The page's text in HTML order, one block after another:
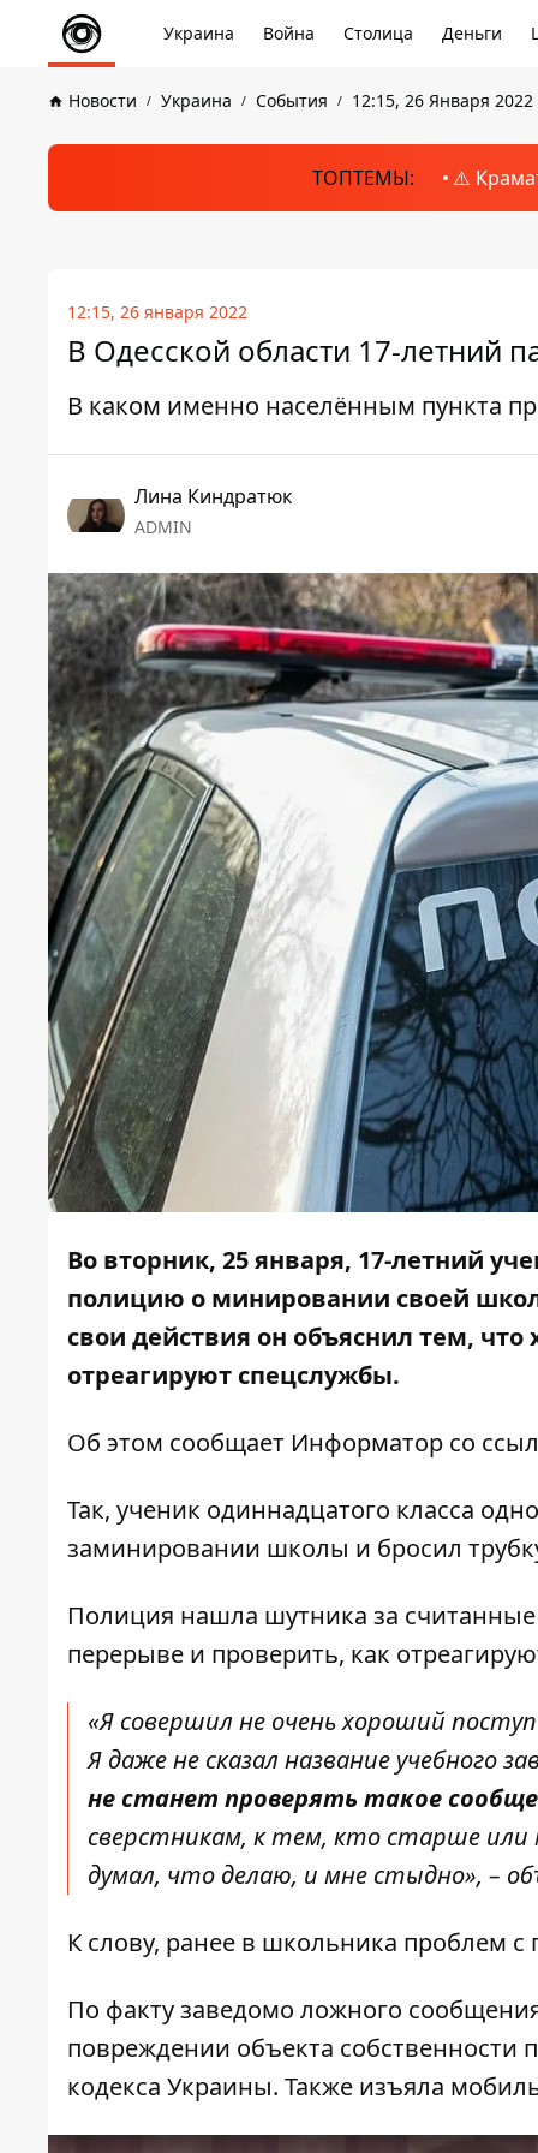
Украина Война Столица Деньги
Новости Украина События 12:15, 26 Января 2022
ТОПТЕМЫ: ⚠️
12:15, 26 января 2022
В Одесской области 17-летний
В каком именно населённым пункта
Лина Киндратюк
ADMIN
Во вторник, 25 января, 17-летний
полицию о минировании своей
свои действия он объяснил тем,
отреагируют спецслужбы.
Об этом сообщает Информатор со
Так, ученик одиннадцатого класса
заминировании школы и бросил
Полиция нашла шутника за
перерыве и проверить, как
«Я совершил не очень хороший
Я даже не сказал название учебного
не станет проверять такое
сверстникам, к тем, кто старше
думал, что делаю, и мне стыдно», –
К слову, ранее в школьника проблем
По факту заведомо ложного
повреждении объекта собственности
кодекса Украины. Также изъяла